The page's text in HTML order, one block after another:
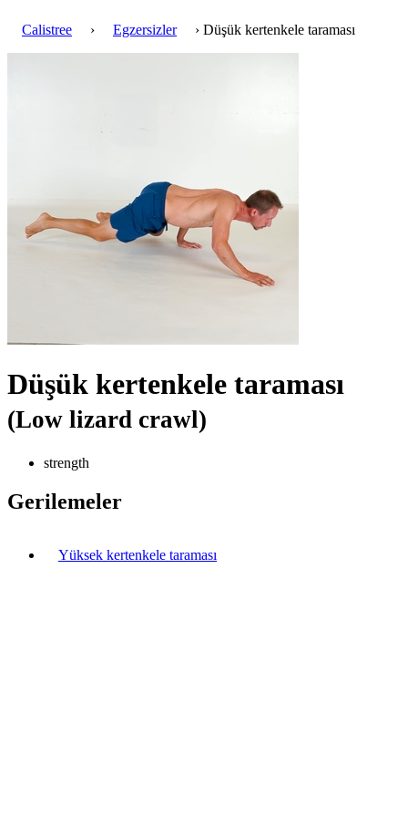
Calistree › Egzersizler › Düşük kertenkele taraması
Düşük kertenkele taraması
(Low lizard crawl)
strength
Gerilemeler
Yüksek kertenkele taraması